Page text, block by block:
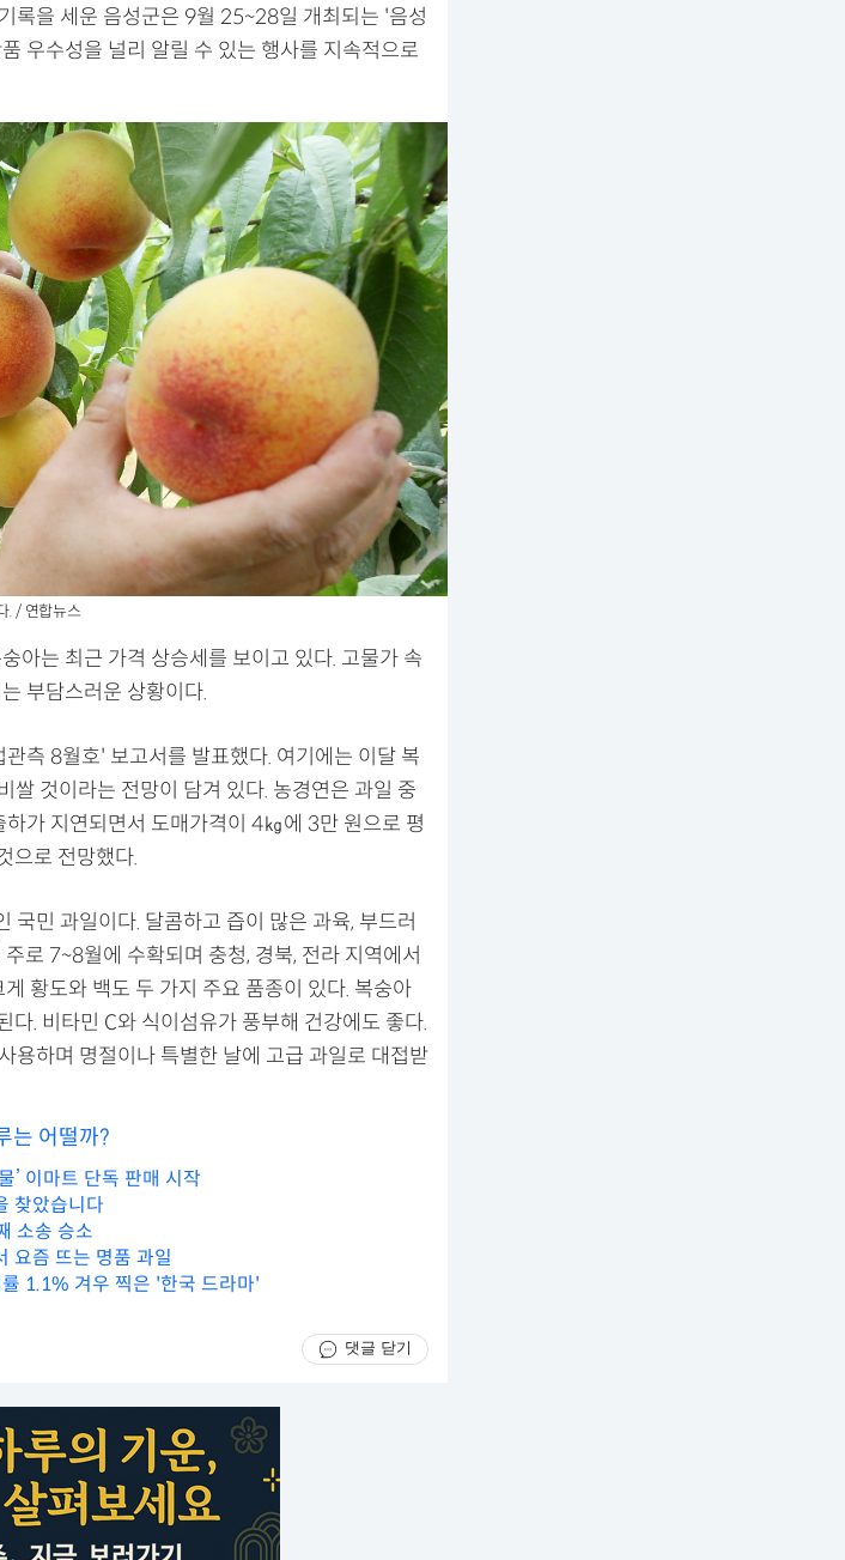
록을 세운 음성군은 9월 25~28일 개최되는 '음성
우수성을 널리 알릴 수 있는 행사를 지속적으로
. / 연합뉴스
아는 최근 가격 상승세를 보이고 있다. 고물가 속
부담스러운 상황이다.
측 8월호' 보고서를 발표했다. 여기에는 이달 복
쌀 것이라는 전망이 담겨 있다. 농경연은 과일 중
가 지연되면서 도매가격이 4㎏에 3만 원으로 평
으로 전망했다.
국민 과일이다. 달콤하고 즙이 많은 과육, 부드러
로 7~8월에 수확되며 충청, 경북, 전라 지역에서
황도와 백도 두 가지 주요 품종이 있다. 복숭아
다. 비타민 C와 식이섬유가 풍부해 건강에도 좋다.
용하며 명절이나 특별한 날에 고급 과일로 대접받
는 어떨까?
’ 이마트 단독 판매 시작
찾았습니다
소송 승소
요즘 뜨는 명품 과일
1.1% 겨우 찍은 '한국 드라마'
댓글 닫기